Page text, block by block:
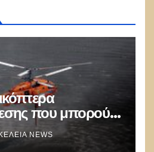
που μπορούν
νερού με 8
NEWS